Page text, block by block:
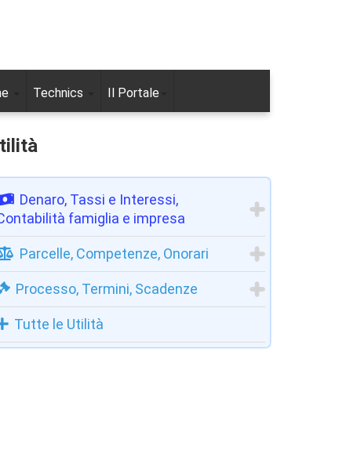
Technics Il Portale
Denaro, Tassi e Interessi,
famiglia e impresa
Parcelle, Competenze, Onorari
Processo, Termini, Scadenze
Tutte le Utilità